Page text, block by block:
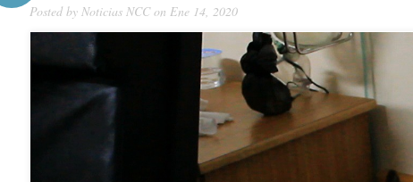
Posted by Noticias NCCon Ene 14, 2020